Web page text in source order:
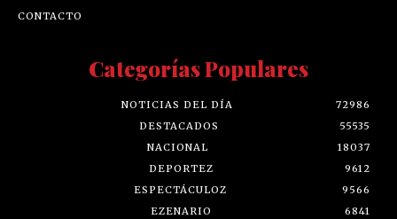
CONTACTO
Categorías Populares
NOTICIAS DEL DÍA
72986
DESTACADOS
55535
NACIONAL
18037
DEPORTEZ
9612
ESPECTÁCULOZ
9566
EZENARIO
6841